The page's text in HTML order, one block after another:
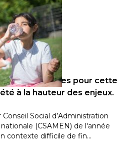
attendues pour cette
à la hauteur des enjeux.
Social d’Administration
(CSAMEN) de l'année
contexte difficile de fin…